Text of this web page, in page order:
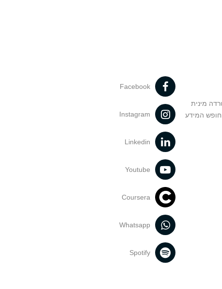
מינית
חופש המידע
Facebook
Instagram
Linkedin
Youtube
Coursera
Whatsapp
Spotify